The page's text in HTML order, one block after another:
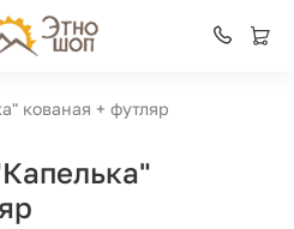
кованая + футляр